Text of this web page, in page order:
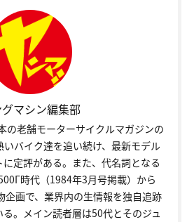
マシン編集部
の老舗モーターサイクルマガジンの
バイク達を追い続け、最新モデル
定評がある。また、代名詞となる
時代（1984年3月号掲載）から
企画で、業界内の生情報を独自追跡
。メイン読者層は50代とそのジュ